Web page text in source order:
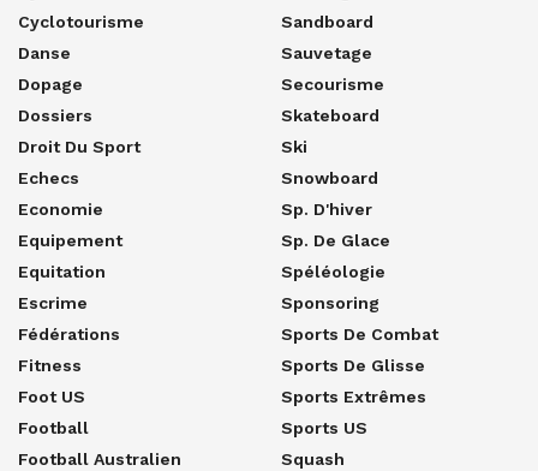
Cyclotourisme
Danse
Dopage
Dossiers
Droit Du Sport
Echecs
Economie
Equipement
Equitation
Escrime
Fédérations
Fitness
Foot US
Football
Football Australien
Sandboard
Sauvetage
Secourisme
Skateboard
Ski
Snowboard
Sp. D'hiver
Sp. De Glace
Spéléologie
Sponsoring
Sports De Combat
Sports De Glisse
Sports Extrêmes
Sports US
Squash